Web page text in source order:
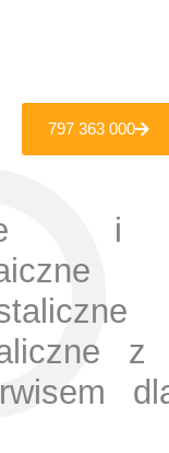
797 363 000
i
z